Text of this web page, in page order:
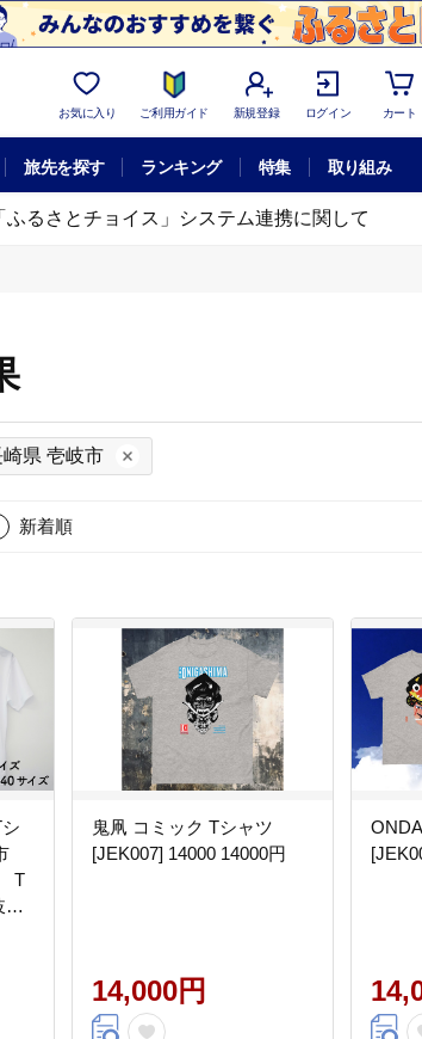
お気に入り ご利用ガイド 新規登録 ログイン カート
旅先を探す ランキング 特集 取り組み
ふるさとチョイス」システム連携に関して
崎県 壱岐市
新着順
T
島
鬼凧 コミック Tシャツ
[JEK007] 14000 14000円
14,000円